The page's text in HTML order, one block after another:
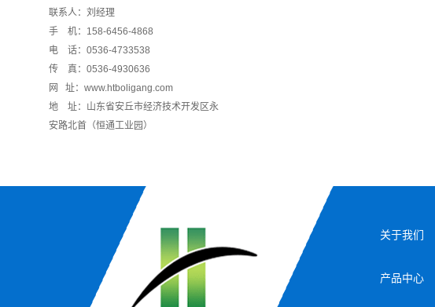
联系人：刘经理
手 机：158-6456-4868
电 话：0536-4733538
传 真：0536-4930636
网 址：www.htboligang.com
地 址：山东省安丘市经济技术开发区永
安路北首（恒通工业园）
关于我们
产品中心